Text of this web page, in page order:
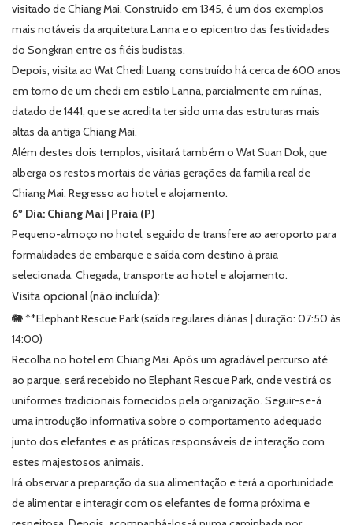
visitado de Chiang Mai. Construído em 1345, é um dos exemplos
mais notáveis da arquitetura Lanna e o epicentro das festividades
do Songkran entre os fiéis budistas.
Depois, visita ao Wat Chedi Luang, construído há cerca de 600 anos
em torno de um chedi em estilo Lanna, parcialmente em ruínas,
datado de 1441, que se acredita ter sido uma das estruturas mais
altas da antiga Chiang Mai.
Além destes dois templos, visitará também o Wat Suan Dok, que
alberga os restos mortais de várias gerações da família real de
Chiang Mai. Regresso ao hotel e alojamento.
6º Dia: Chiang Mai | Praia (P)
Pequeno-almoço no hotel, seguido de transfere ao aeroporto para
formalidades de embarque e saída com destino à praia
selecionada. Chegada, transporte ao hotel e alojamento.
Visita opcional (não incluída):
🐘 **Elephant Rescue Park (saída regulares diárias | duração: 07:50 às
14:00)
Recolha no hotel em Chiang Mai. Após um agradável percurso até
ao parque, será recebido no Elephant Rescue Park, onde vestirá os
uniformes tradicionais fornecidos pela organização. Seguir-se-á
uma introdução informativa sobre o comportamento adequado
junto dos elefantes e as práticas responsáveis de interação com
estes majestosos animais.
Irá observar a preparação da sua alimentação e terá a oportunidade
de alimentar e interagir com os elefantes de forma próxima e